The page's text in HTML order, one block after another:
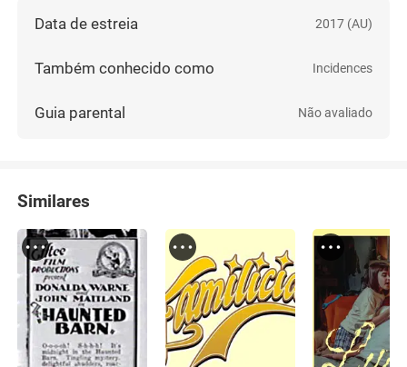
Data de estreia 2017 (AU)
Também conhecido como Incidences
Guia parental Não avaliado
Similares